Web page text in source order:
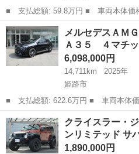
■ 支払総額: 59.8万円 ■ 車両本体価格： 478,000 円 ■ メーカー
名： ＤＳオートモビル ■ 車種名
ック レザーパッケージ コックピッ
ト シートヒー...
兵庫 姫路市 その他
メルセデスＡＭ
Ａ３５ ４マチ
6,098,000円
14,711km
2025年
姫路市
■ 支払総額: 622.6万円 ■ 車両本体価格： 6,098,000 円 ■ メーカ
ー名： メルセデスＡＭＧ ■ 車種
名： ＡＭＧ ＧＬＡ３５ ４マチッ
ＡＭ Ｇ...
兵庫 姫路市 その他
クライスラー・
ンリミテッド
1,890,000円